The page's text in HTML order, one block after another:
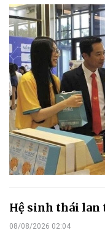
Hệ sinh thái lan
08/08/2026 02:04